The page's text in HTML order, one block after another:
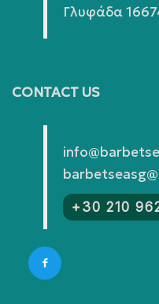
Γλυφάδα
CONTACT US
+30 210